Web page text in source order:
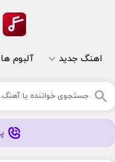
اهنگ جدید آلبوم ها